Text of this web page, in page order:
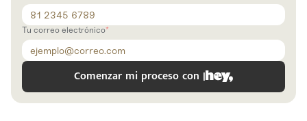
Tu correo electrónico
Comenzar mi proceso con |